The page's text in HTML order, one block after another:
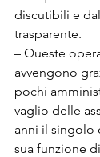
discutibili e
trasparente.
– Queste
avvengono
pochi
vaglio delle
anni il singolo
sua funzione